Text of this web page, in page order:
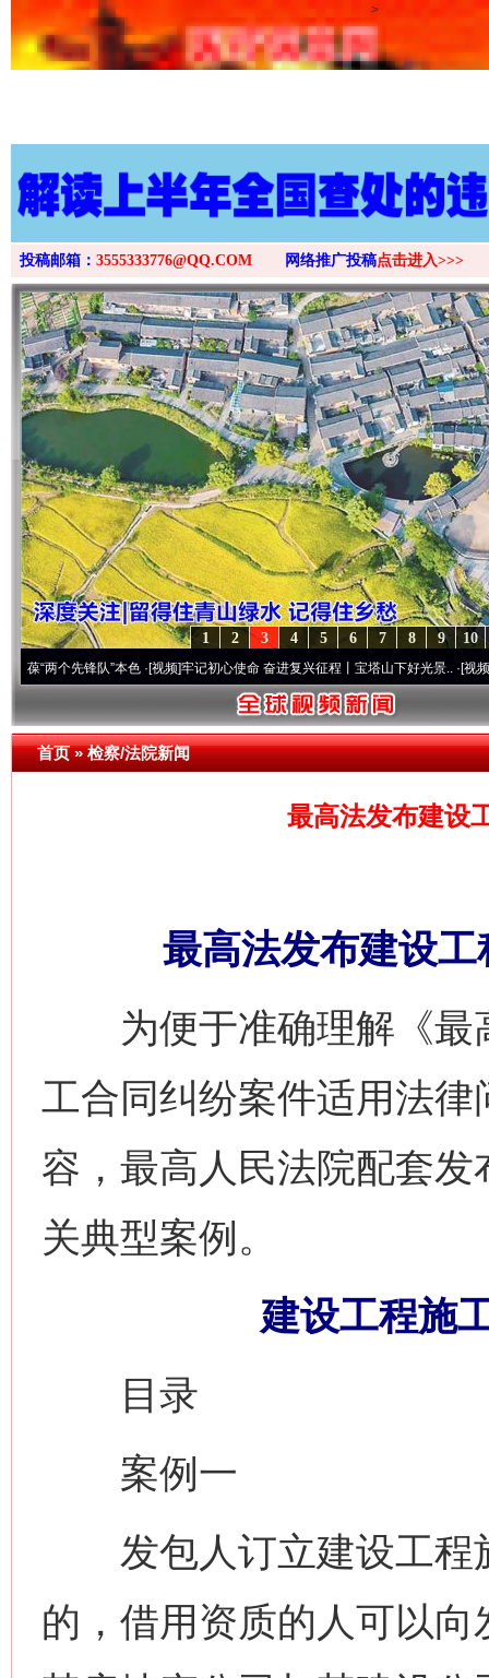
>
投稿邮箱： 3555333776@QQ.COM 网络推广投稿点击进入>>>
10
9
8
7
6
5
4
3
2
1
两个先锋队”本色·[视频]牢记初心使命 奋进复兴征程丨宝塔山下好光景..·[视频]因党
首页»检察/法院新闻
最高法发布建设
最高法发布建设
为便于准确理解《最
工合同纠纷案件适用法
容，最高人民法院配套
关典型案例。
建设工程施
目录
案例一
发包人订立建设工程
的，借用资质的人可以